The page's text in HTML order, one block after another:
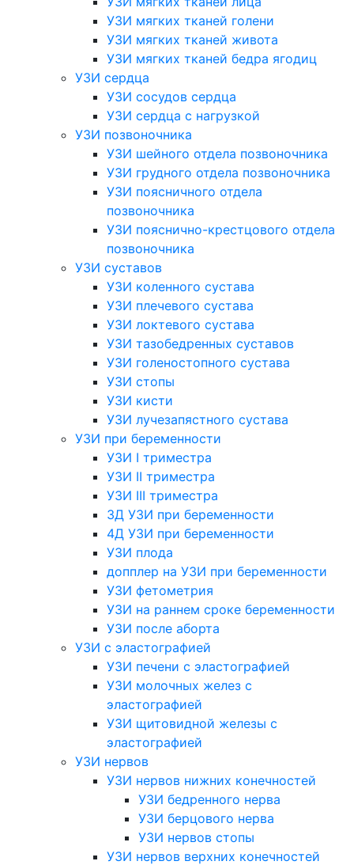
УЗИ мягких тканей голени
УЗИ мягких тканей живота
УЗИ мягких тканей бедра ягодиц
УЗИ сердца
УЗИ сосудов сердца
УЗИ сердца с нагрузкой
УЗИ позвоночника
УЗИ шейного отдела позвоночника
УЗИ грудного отдела позвоночника
УЗИ поясничного отдела
позвоночника
УЗИ пояснично-крестцового отдела
позвоночника
УЗИ суставов
УЗИ коленного сустава
УЗИ плечевого сустава
УЗИ локтевого сустава
УЗИ тазобедренных суставов
УЗИ голеностопного сустава
УЗИ стопы
УЗИ кисти
УЗИ лучезапястного сустава
УЗИ при беременности
УЗИ I триместра
УЗИ II триместра
УЗИ III триместра
3Д УЗИ при беременности
4Д УЗИ при беременности
УЗИ плода
допплер на УЗИ при беременности
УЗИ фетометрия
УЗИ на раннем сроке беременности
УЗИ после аборта
УЗИ с эластографией
УЗИ печени с эластографией
УЗИ молочных желез с
эластографией
УЗИ щитовидной железы с
эластографией
УЗИ нервов
УЗИ нервов нижних конечностей
УЗИ бедренного нерва
УЗИ берцового нерва
УЗИ нервов стопы
УЗИ нервов верхних конечностей